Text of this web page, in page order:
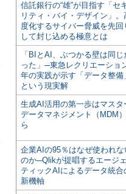
信託銀行の“雄”が目指す「セ
リティ・バイ・デザイン」。
度化するサイバー脅威を先回
して封じ込める極意とは
「BIとAI、ぶつかる壁は同じ
った」─東急レクリエーショ
年の実践が示す「データ整備
という現実解
生成AI活用の第一歩はマスタ
データマネジメント（MDM
ら
企業AIの95％はなぜ使われな
のか─Qlikが提唱するエージ
ティックAIによるデータ統合
新機軸